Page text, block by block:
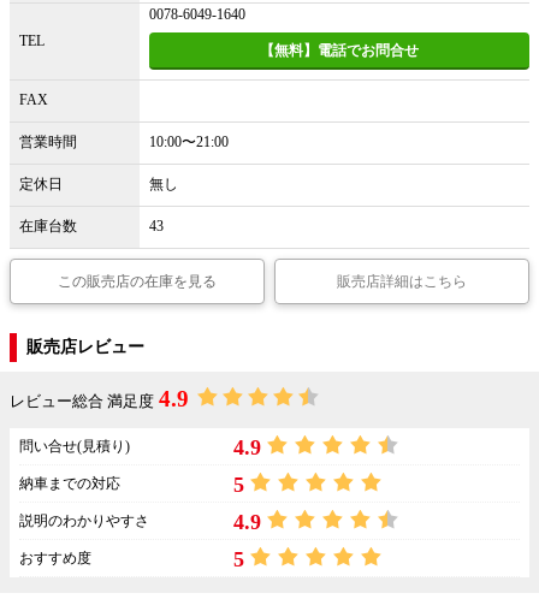
TEL
0078-6049-1640
【無料】電話でお問合せ
FAX
営業時間 10:00〜21:00
定休日 無し
在庫台数 43
この販売店の在庫を見る 販売店詳細はこちら
販売店レビュー
レビュー総合 満足度 4.9
問い合せ(見積り) 4.9
納車までの対応 5
説明のわかりやすさ 4.9
おすすめ度 5